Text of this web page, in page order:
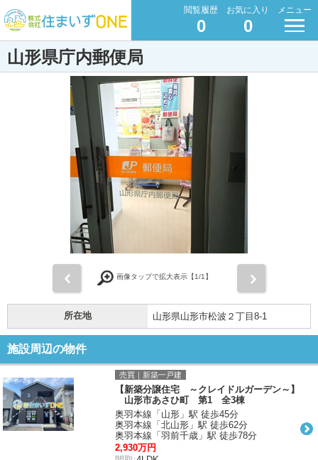
閲覧履歴
0
お気に入り
0
メニュー
山形県庁内郵便局
画像タップで拡大表示【1/1】
所在地 山形県山形市松波２丁目8-1
施設周辺の物件
売買｜新築一戸建
【新築分譲住宅 ～クレイドルガーデン～】
山形市あさひ町 第1 全3棟
奥羽本線「山形」駅 徒歩45分
奥羽本線「北山形」駅 徒歩62分
奥羽本線「羽前千歳」駅 徒歩78分
2,930万円